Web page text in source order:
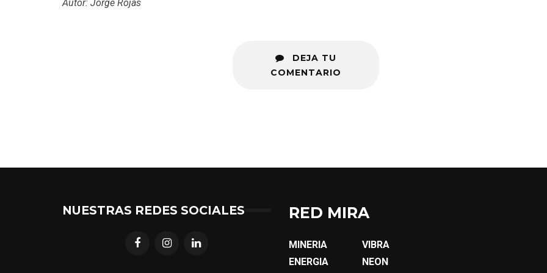
Autor: Jorge Rojas
DEJA TU
COMENTARIO
NUESTRAS REDES SOCIALES RED MIRA
MINERIA
ENERGIA
VIBRA
NEON